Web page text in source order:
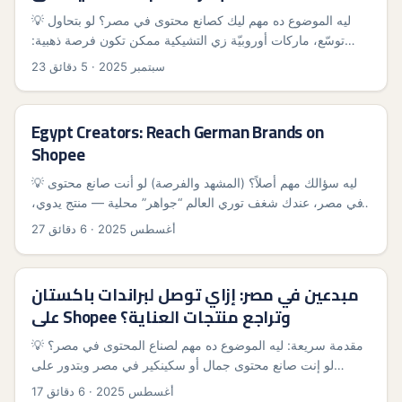
💡 ليه الموضوع ده مهم ليك كصانع محتوى في مصر؟ لو بتحاول
توسّع، ماركات أوروبيّة زي التشيكية ممكن تكون فرصة ذهبية:
منتجات مميزة، منافسة أقل، وحوافز للـbranded content. لكن
مبرّندة، وتقلل المخاطر وتزوّد فرص الموافقة. ...
23 سبتمبر 2025 · 5 دقائق
Egypt Creators: Reach German Brands on
Shopee
💡 ليه سؤالك مهم أصلاً؟ (المشهد والفرصة) لو أنت صانع محتوى
في مصر، عندك شغف توري العالم “جواهر” محلية — منتج يدوي،
لعبة لوحية بتتفنّن فيها ورق، أو أكل شارع صغير بيغنّي تجربة.
جنوب شرق آسيا وتوسعات بيتفعّل عن طريق شراكات وعمليات
تكامل مع موزعين أوروبيين. شركات زي ABiLiTieS B.V. بتقدّم
بوابة مباشرة عشان البائعين يفتتحوا حسابات على أسواق أوروبية
— زي ألمانيا وفرنسا وهولندا — مع خدمات تقنية: فواتير VAT،
27 أغسطس 2025 ·6 دقائق
مبدعين في مصر: إزاي توصل لبراندات باكستان
على Shopee وتراجع منتجات العناية؟
💡 مقدمة سريعة: ليه الموضوع ده مهم لصناع المحتوى في مصر؟
لو إنت صانع محتوى جمال أو سكينكير في مصر وبتدور على
منتجات جديدة، البراندات الباكستانية ممكن تكون كنز: تركيبات
17 أغسطس 2025 ·6 دقائق